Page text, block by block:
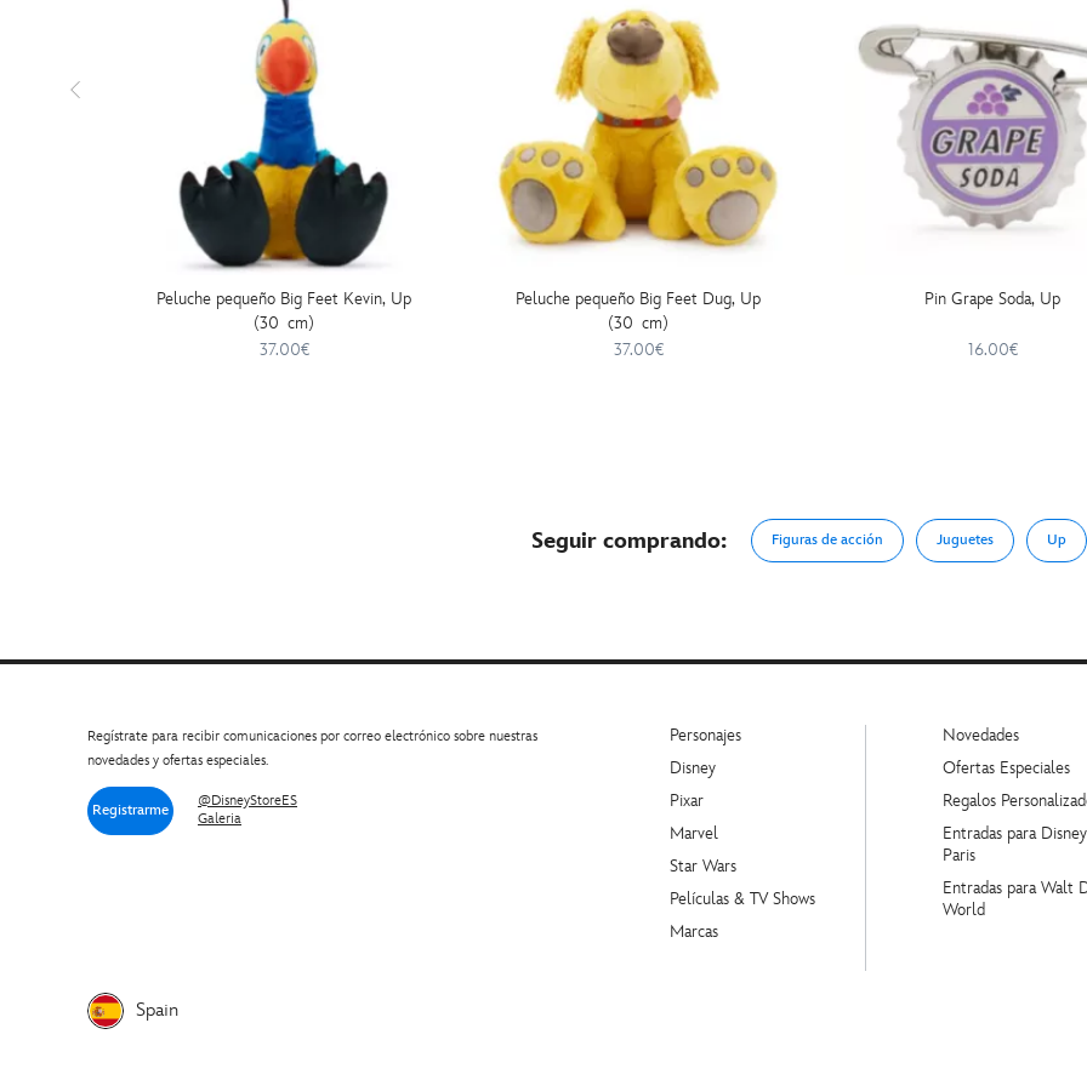
Peluche pequeño Big Feet Kevin, Up
(30 cm)
37.00€
Peluche pequeño Big Feet Dug, Up
(30 cm)
37.00€
Pin Grape Soda, Up
16.00€
Seguir comprando: Figuras de acción Juguetes Up
Regístrate para recibir comunicaciones por correo electrónico sobre nuestras
novedades y ofertas especiales.
Registrarme
@DisneyStoreES
Galeria
Spain
Personajes
Disney
Pixar
Marvel
Star Wars
Películas & TV Shows
Marcas
Novedades
Ofertas Especiales
Regalos
Entradas para
Paris
Entradas para Walt
World